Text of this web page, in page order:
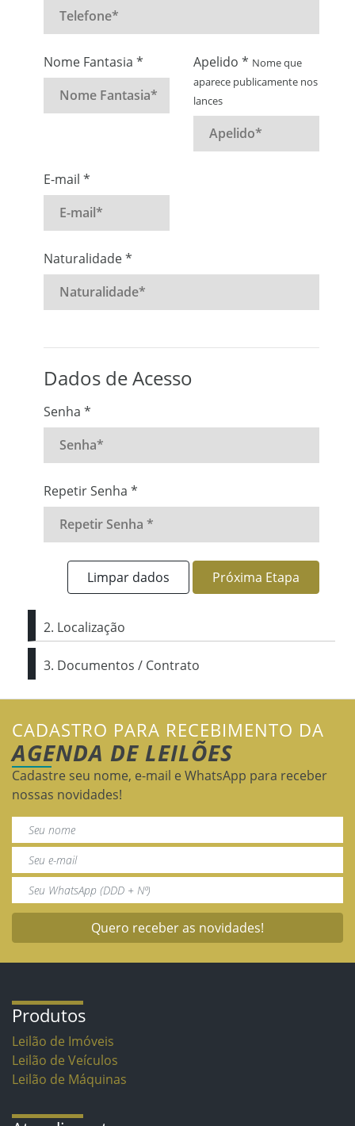
2. Localização
3. Documentos / Contrato
Nome Fantasia * Apelido * Nome que
aparece publicamente nos
lances
E-mail *
Naturalidade *
Dados de Acesso
Senha *
Repetir Senha *
Limpar dados Próxima Etapa
CADASTRO PARA RECEBIMENTO DA
AGENDA DE LEILÕES
Cadastre seu nome, e-mail e WhatsApp para receber
nossas novidades!
Quero receber as novidades!
Produtos
Leilão de Imóveis
Leilão de Veículos
Leilão de Máquinas